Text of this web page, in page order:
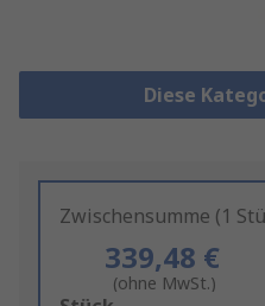
Diese
Zwischensumme (1
339,48 €
(ohne MwSt.)